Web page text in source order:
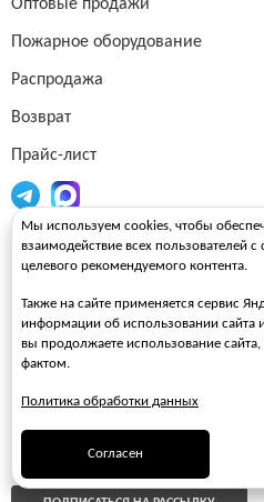
Оптовые продажи
Пожарное оборудование
Распродажа
Возврат
Прайс-лист
Огнетушители
Пожарные стволы
Пожарные шкафы
FAQ
Мы используем cookies, чтобы
взаимодействие всех пользователей
целевого рекомендуемого контента.
Также на сайте применяется сервис
информации об использовании сайта
вы продолжаете использование
фактом.
Политика обработки данных
Согласен